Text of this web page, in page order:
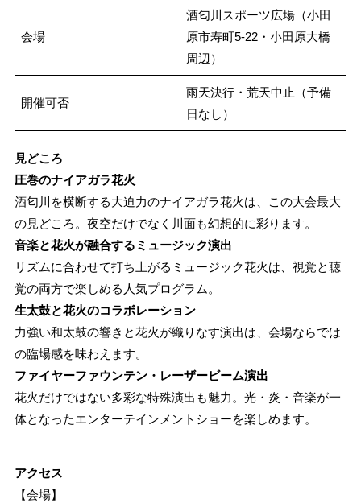
会場
酒匂川スポーツ広場（小田
原市寿町5-22・小田原大橋
周辺）
開催可否
雨天決行・荒天中止（予備
日なし）
見どころ
圧巻のナイアガラ花火
酒匂川を横断する大迫力のナイアガラ花火は、この大会最大
の見どころ。夜空だけでなく川面も幻想的に彩ります。
音楽と花火が融合するミュージック演出
リズムに合わせて打ち上がるミュージック花火は、視覚と聴
覚の両方で楽しめる人気プログラム。
生太鼓と花火のコラボレーション
力強い和太鼓の響きと花火が織りなす演出は、会場ならでは
の臨場感を味わえます。
ファイヤーファウンテン・レーザービーム演出
花火だけではない多彩な特殊演出も魅力。光・炎・音楽が一
体となったエンターテインメントショーを楽しめます。
アクセス
【会場】